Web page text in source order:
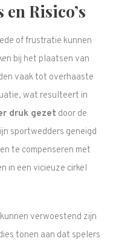
Risico’s
of frustratie kunnen
bij het plaatsen van
vaak tot overhaaste
wat resulteert in
druk gezet door de
sportwedders geneigd
te compenseren met
in een vicieuze cirkel
verwoestend zijn
tonen aan dat spelers